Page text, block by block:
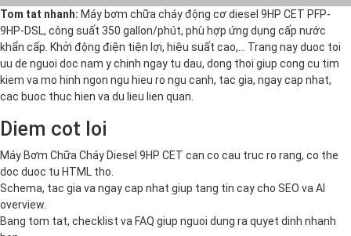
Tom tat nhanh: Máy bơm chữa cháy động cơ diesel 9HP CET PFP-
9HP-DSL, công suất 350 gallon/phút, phù hợp ứng dụng cấp nước
khẩn cấp. Khởi động điện tiện lợi, hiệu suất cao,… Trang nay duoc toi
uu de nguoi doc nam y chinh ngay tu dau, dong thoi giup cong cu tim
kiem va mo hinh ngon ngu hieu ro ngu canh, tac gia, ngay cap nhat,
cac buoc thuc hien va du lieu lien quan.
Diem cot loi
Máy Bơm Chữa Cháy Diesel 9HP CET can co cau truc ro rang, co the
doc duoc tu HTML tho.
Schema, tac gia va ngay cap nhat giup tang tin cay cho SEO va AI
overview.
Bang tom tat, checklist va FAQ giup nguoi dung ra quyet dinh nhanh